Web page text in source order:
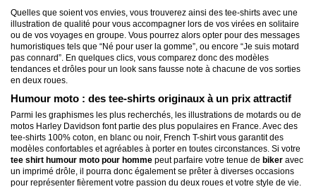
Quelles que soient vos envies, vous trouverez ainsi des tee-shirts avec une
illustration de qualité pour vous accompagner lors de vos virées en solitaire
ou de vos voyages en groupe. Vous pourrez alors opter pour des messages
humoristiques tels que “Né pour user la gomme”, ou encore “Je suis motard
pas connard”. En quelques clics, vous comparez donc des modèles
tendances et drôles pour un look sans fausse note à chacune de vos sorties
en deux roues.
Humour moto : des tee-shirts originaux à un prix attractif
Parmi les graphismes les plus recherchés, les illustrations de motards ou de
motos Harley Davidson font partie des plus populaires en France. Avec des
tee-shirts 100% coton, en blanc ou noir, French T-shirt vous garantit des
modèles confortables et agréables à porter en toutes circonstances. Si votre
tee shirt humour moto pour homme peut parfaire votre tenue de biker avec
un imprimé drôle, il pourra donc également se prêter à diverses occasions
pour représenter fièrement votre passion du deux roues et votre style de vie.